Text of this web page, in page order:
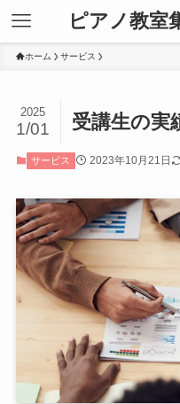
ピアノ教室
ホーム サービス
受講生の実
2025
1/01
サービス 2023年10月21日